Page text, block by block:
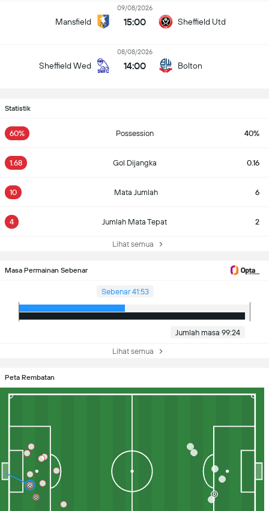
Mansfield
09/08/2026
15:00 Sheffield Utd
Sheffield Wed
08/08/2026
14:00 Bolton
Statistik
60% Possession 40%
1.68 Gol Dijangka 0.16
10 Mata Jumlah 6
4 Jumlah Mata Tepat 2
Lihat semua
Masa Permainan Sebenar
Sebenar 41:53
Jumlah masa 99:24
Lihat semua
Peta Rembatan